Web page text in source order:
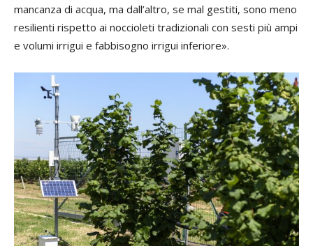
mancanza di acqua, ma dall’altro, se mal gestiti, sono meno
resilienti rispetto ai noccioleti tradizionali con sesti più ampi
e volumi irrigui e fabbisogno irrigui inferiore».